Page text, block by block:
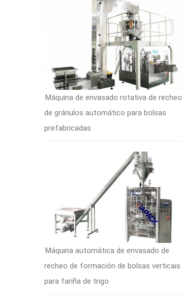
Máquina de envasado rotativa de recheo
de gránulos automático para bolsas
prefabricadas
Máquina automática de envasado de
recheo de formación de bolsas verticais
para fariña de trigo